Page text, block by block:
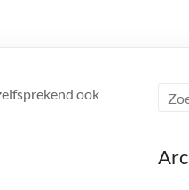
ook